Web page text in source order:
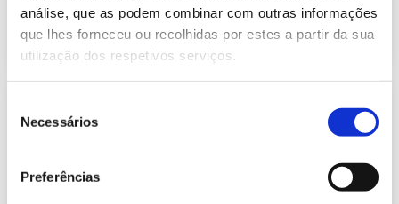
análise, que as podem combinar com outras informações
que lhes forneceu ou recolhidas por estes a partir da sua
utilização dos respetivos serviços.
Necessários
Preferências
2021-11-26 Eletricidade
427.83 Kb
Elétrica de dezembro de 2021
Publicação com periodicidade mensal, com